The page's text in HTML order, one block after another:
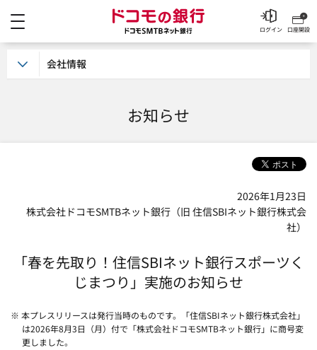
ドコモの銀行 ドコモ
口座開設
ログイン
お知らせ
2026年1月23日
株式会社ドコモSMTBネット銀行（旧 住信SBIネット銀行株式会
社）
「春を先取り！住信SBIネット銀行スポーツく
じまつり」実施のお知らせ
※ 本プレスリリースは発行当時のものです。「住信SBIネット銀行株式会社」
は2026年8月3日（月）付で「株式会社ドコモSMTBネット銀行」に商号変
更しました。
会社情報